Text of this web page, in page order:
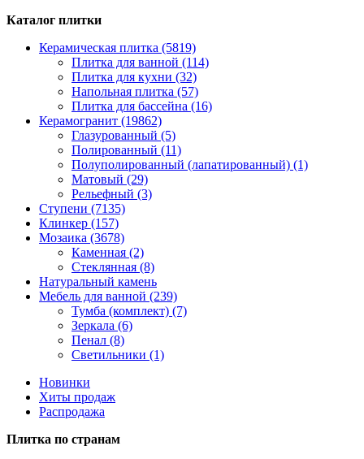
Каталог плитки
Керамическая плитка (5819)
Плитка для ванной (114)
Плитка для кухни (32)
Напольная плитка (57)
Плитка для бассейна (16)
Керамогранит (19862)
Глазурованный (5)
Полированный (11)
Полуполированный (лапатированный) (1)
Матовый (29)
Рельефный (3)
Ступени (7135)
Клинкер (157)
Мозаика (3678)
Каменная (2)
Стеклянная (8)
Натуральный камень
Мебель для ванной (239)
Тумба (комплект) (7)
Зеркала (6)
Пенал (8)
Светильники (1)
Новинки
Хиты продаж
Распродажа
Плитка по странам